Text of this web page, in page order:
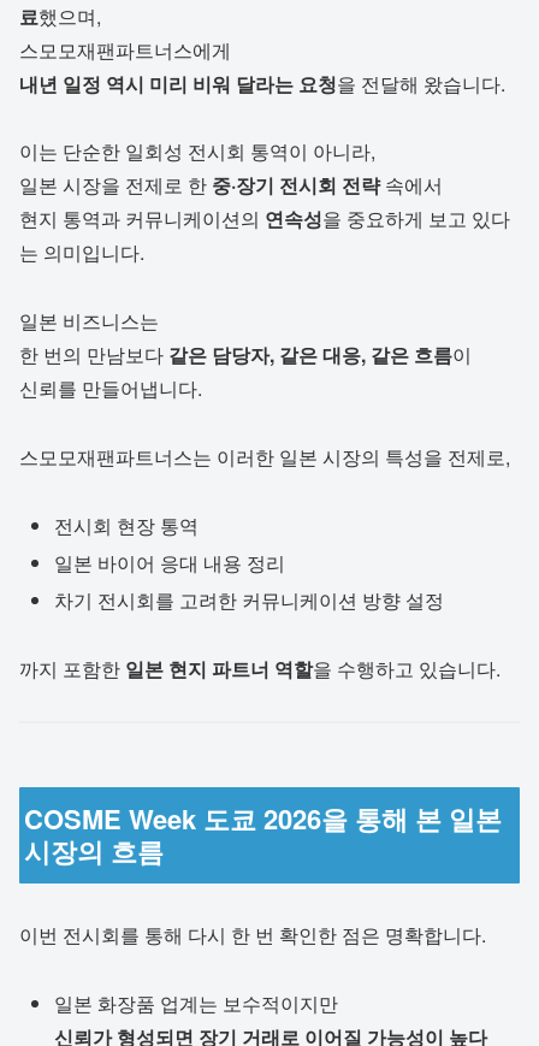
료했으며,
스모모재팬파트너스에게
내년 일정 역시 미리 비워 달라는 요청을 전달해 왔습니다.
이는 단순한 일회성 전시회 통역이 아니라,
일본 시장을 전제로 한 중·장기 전시회 전략속에서
현지 통역과 커뮤니케이션의 연속성을 중요하게 보고 있다
는 의미입니다.
일본 비즈니스는
한 번의 만남보다 같은 담당자, 같은 대응, 같은 흐름이
신뢰를 만들어냅니다.
스모모재팬파트너스는 이러한 일본 시장의 특성을 전제로,
전시회 현장 통역
일본 바이어 응대 내용 정리
차기 전시회를 고려한 커뮤니케이션 방향 설정
까지 포함한 일본 현지 파트너 역할을 수행하고 있습니다.
COSME Week 도쿄 2026을 통해 본 일본
시장의 흐름
이번 전시회를 통해 다시 한 번 확인한 점은 명확합니다.
일본 화장품 업계는 보수적이지만
신뢰가 형성되면 장기 거래로 이어질 가능성이 높다